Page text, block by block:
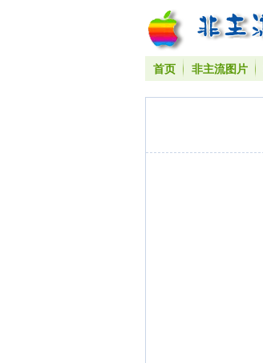
首页 非主流图片